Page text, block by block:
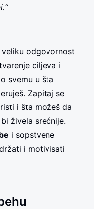
veliku odgovornost
ciljeva i
svemu u šta
Zapitaj se
i šta možeš da
živela srećnije.
i sopstvene
i motivisati